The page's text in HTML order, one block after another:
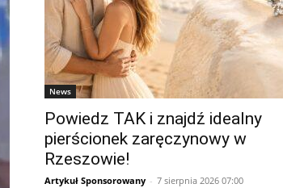
News
Powiedz TAK i znajdź idealny
pierścionek zaręczynowy w
Rzeszowie!
Artykuł Sponsorowany - 7 sierpnia 2026 07:00